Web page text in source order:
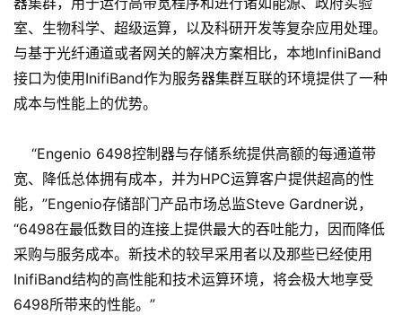
室、生物科学、超级运算，以及科研开发等复杂应用处理。
与基于光纤通道或者网关的解决方案相比，本地InfiniBand
接口为使用InifiBand作为服务器集群互联的环境提供了一种
成本与性能上的优势。
“Engenio 6498控制器与存储系统提供高额的每通道带
宽、降低总体拥有成本，并为HPC运算客户提供超高的性
能，”Engenio存储部门产品市场总监Steve Gardner说，
“6498在最低数目的连接上提供最大的吞吐能力，因而降低
采购与服务成本。新技术的较早采用者以及那些已经使用
InifiBand结构的高性能和技术运算环境，将会极大地享受
6498所带来的性能。”